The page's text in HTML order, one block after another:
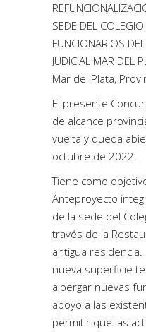
SEDE DEL
FUNCIONARIOS
JUDICIAL MAR DEL
Mar del Plata,
El presente
de alcance
vuelta y queda
octubre de 2022.
Tiene como
Anteproyecto
de la sede del
través de la
antigua
nueva superficie
albergar nuevas
apoyo a las
permitir que las